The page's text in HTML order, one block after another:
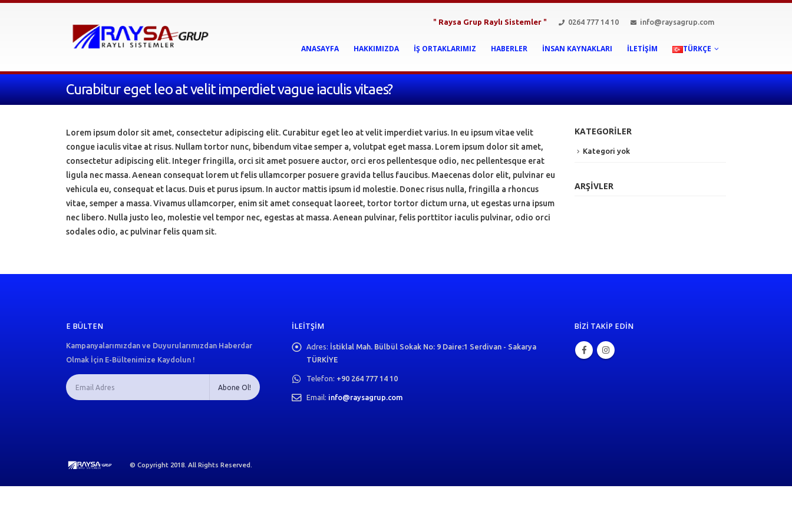
" Raysa Grup Raylı Sistemler " 0264 777 14 10 info@raysagrup.com
ANASAYFA HAKKIMIZDA İŞ ORTAKLARIMIZ HABERLER İNSAN KAYNAKLARI İLETIŞIM TÜRKÇE
Curabitur eget leo at velit imperdiet vague iaculis vitaes?
Lorem ipsum dolor sit amet, consectetur adipiscing elit. Curabitur eget leo at velit imperdiet varius. In eu ipsum vitae velit
congue iaculis vitae at risus. Nullam tortor nunc, bibendum vitae semper a, volutpat eget massa. Lorem ipsum dolor sit amet,
consectetur adipiscing elit. Integer fringilla, orci sit amet posuere auctor, orci eros pellentesque odio, nec pellentesque erat
ligula nec massa. Aenean consequat lorem ut felis ullamcorper posuere gravida tellus faucibus. Maecenas dolor elit, pulvinar eu
vehicula eu, consequat et lacus. Duis et purus ipsum. In auctor mattis ipsum id molestie. Donec risus nulla, fringilla a rhoncus
vitae, semper a massa. Vivamus ullamcorper, enim sit amet consequat laoreet, tortor tortor dictum urna, ut egestas urna ipsum
nec libero. Nulla justo leo, molestie vel tempor nec, egestas at massa. Aenean pulvinar, felis porttitor iaculis pulvinar, odio orci
sodales odio, ac pulvinar felis quam sit.
KATEGORILER
Kategori yok
ARŞIVLER
E BÜLTEN
Kampanyalarımızdan ve Duyurularımızdan Haberdar
Olmak İçin E-Bültenimize Kaydolun !
İLEITŞIM
Adres: İstiklal Mah. Bülbül Sokak No: 9 Daire:1 Serdivan - Sakarya
TÜRKİYE
Telefon: +90 264 777 14 10
Email: info@raysagrup.com
BIZI TAKIP EDIN
© Copyright 2018. All Rights Reserved.